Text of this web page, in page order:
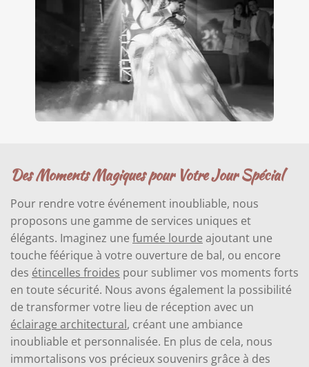
Des Moments Magiques pour Votre Jour Spécial
Pour rendre votre événement inoubliable, nous
proposons une gamme de services uniques et
élégants. Imaginez une fumée lourde ajoutant une
touche féérique à votre ouverture de bal, ou encore
des étincelles froides pour sublimer vos moments forts
en toute sécurité. Nous avons également la possibilité
de transformer votre lieu de réception avec un
éclairage architectural, créant une ambiance
inoubliable et personnalisée. En plus de cela, nous
immortalisons vos précieux souvenirs grâce à des